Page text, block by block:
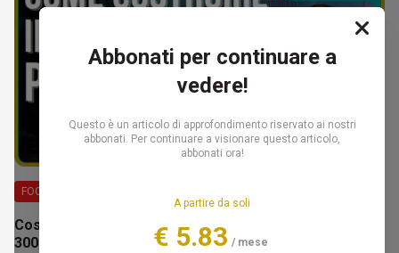
Abbonati per continuare a
vedere!
Questo è un articolo di approfondimento riservato ai nostri
abbonati. Per continuare a visionare questo articolo,
abbonati ora!
A partire da soli
€ 5.83 / mese
FOCUS
Costruire il tuo patrimonio: la fase da 100.000€ a
300.000€ – Ettore Bellò